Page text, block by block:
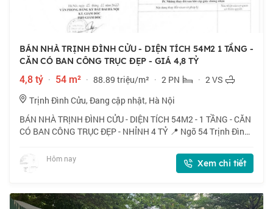
BÁN NHÀ TRỊNH ĐÌNH CỬU - DIỆN TÍCH 54M2 1 TẦNG -
CĂN CÓ BAN CÔNG TRỤC ĐẸP - GIÁ 4,8 TỶ
4,8 tỷ · 54 m² · 88.89 triệu/m² · 2 PN · 2 VS
Trịnh Đình Cửu, Đang cập nhật, Hà Nội
BÁN NHÀ TRỊNH ĐÌNH CỬU - DIỆN TÍCH 54M2 - 1 TẦNG - CĂN
CÓ BAN CÔNG TRỤC ĐẸP - NHỈNH 4 TỶ 📍 Ngõ 54 Trịnh Đình
tiện cho việc mua sắm. 🏠 54m2 x 1
Hôm nay Xem chi tiết